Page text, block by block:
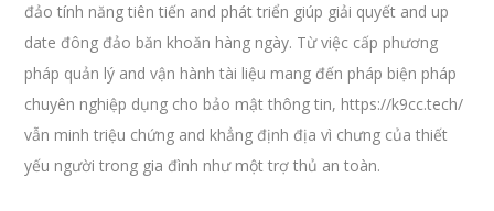
đảo tính năng tiên tiến and phát triển giúp giải quyết and up
date đông đảo băn khoăn hàng ngày. Từ việc cấp phương
pháp quản lý and vận hành tài liệu mang đến pháp biện pháp
chuyên nghiệp dụng cho bảo mật thông tin, https://k9cc.tech/
vẫn minh triệu chứng and khẳng định địa vì chưng của thiết
yếu người trong gia đình như một trợ thủ an toàn.